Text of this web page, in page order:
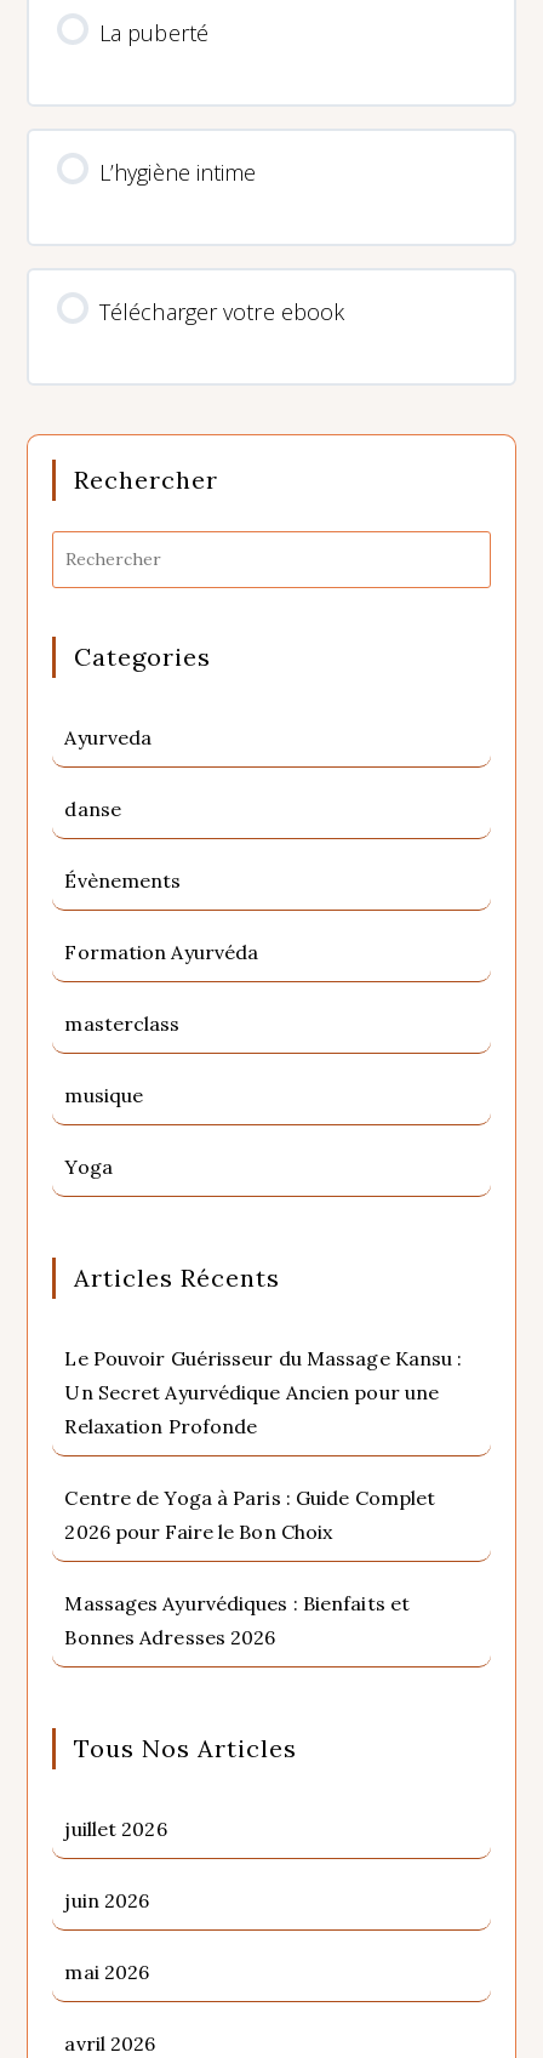
La puberté
L’hygiène intime
Télécharger votre ebook
Rechercher
Categories
Ayurveda
danse
Évènements
Formation Ayurvéda
masterclass
musique
Yoga
Articles Récents
Le Pouvoir Guérisseur du Massage Kansu :
Un Secret Ayurvédique Ancien pour une
Relaxation Profonde
Centre de Yoga à Paris : Guide Complet
2026 pour Faire le Bon Choix
Massages Ayurvédiques : Bienfaits et
Bonnes Adresses 2026
Tous Nos Articles
juillet 2026
juin 2026
mai 2026
avril 2026